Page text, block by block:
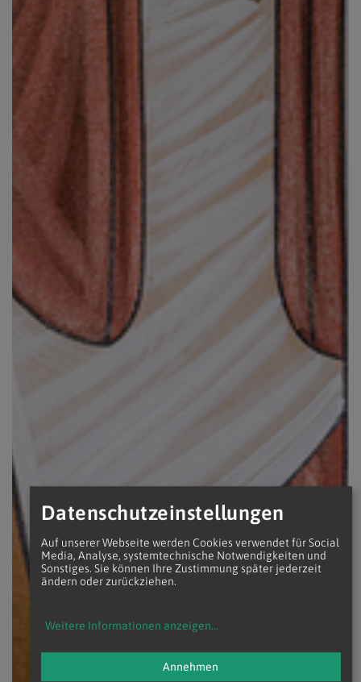
Datenschutzeinstellungen
Auf unserer Webseite werden Cookies verwendet für Social
Media, Analyse, systemtechnische Notwendigkeiten und
Sonstiges. Sie können Ihre Zustimmung später jederzeit
ändern oder zurückziehen.
Weitere Informationen anzeigen...
Annehmen